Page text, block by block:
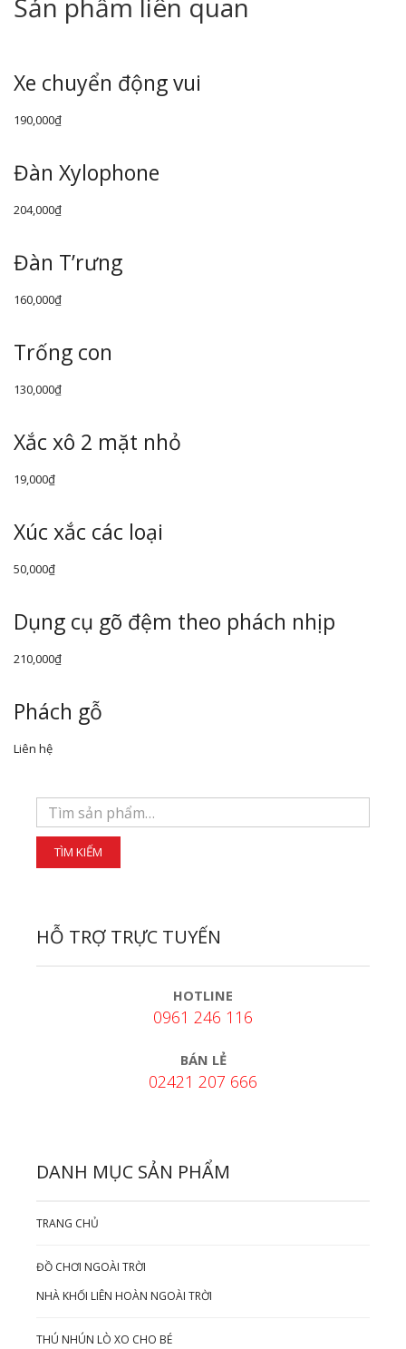
Sản phẩm liên quan
Xe chuyển động vui
190,000₫
Đàn Xylophone
204,000₫
Đàn T’rưng
160,000₫
Trống con
130,000₫
Xắc xô 2 mặt nhỏ
19,000₫
Xúc xắc các loại
50,000₫
Dụng cụ gõ đệm theo phách nhịp
210,000₫
Phách gỗ
Liên hệ
HỖ TRỢ TRỰC TUYẾN
HOTLINE
0961 246 116
BÁN LẺ
02421 207 666
DANH MỤC SẢN PHẨM
TRANG CHỦ
ĐỒ CHƠI NGOÀI TRỜI
NHÀ KHỐI LIÊN HOÀN NGOÀI TRỜI
THÚ NHÚN LÒ XO CHO BÉ